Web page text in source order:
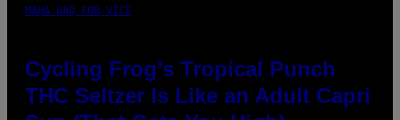
MAHA HAQ FOR VICE
Cycling Frog’s Tropical Punch
THC Seltzer Is Like an Adult Capri